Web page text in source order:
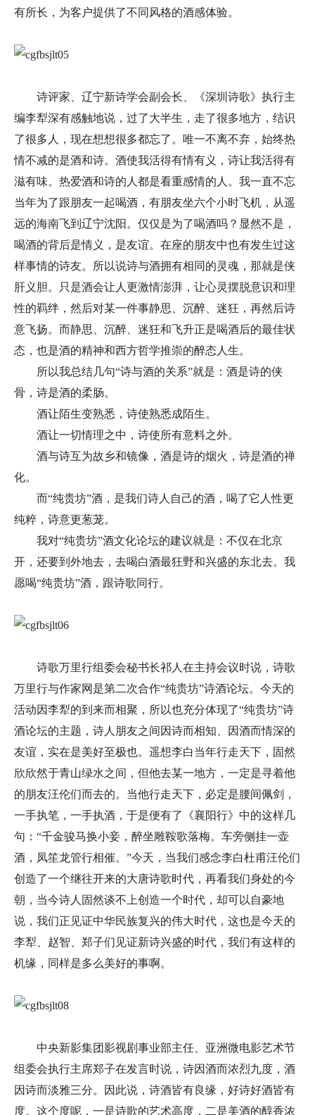
有所长，为客户提供了不同风格的酒感体验。
诗评家、辽宁新诗学会副会长、《深圳诗歌》执行主
编李犁深有感触地说，过了大半生，走了很多地方，结识
了很多人，现在想想很多都忘了。唯一不离不弃，始终热
情不减的是酒和诗。酒使我活得有情有义，诗让我活得有
滋有味。热爱酒和诗的人都是看重感情的人。我一直不忘
当年为了跟朋友一起喝酒，有朋友坐六个小时飞机，从遥
远的海南飞到辽宁沈阳。仅仅是为了喝酒吗？显然不是，
喝酒的背后是情义，是友谊。在座的朋友中也有发生过这
样事情的诗友。所以说诗与酒拥有相同的灵魂，那就是侠
肝义胆。只是酒会让人更激情澎湃，让心灵摆脱意识和理
性的羁绊，然后对某一件事静思、沉醉、迷狂，再然后诗
意飞扬。而静思、沉醉、迷狂和飞升正是喝酒后的最佳状
态，也是酒的精神和西方哲学推崇的醉态人生。
所以我总结几句“诗与酒的关系”就是：酒是诗的侠
骨，诗是酒的柔肠。
酒让陌生变熟悉，诗使熟悉成陌生。
酒让一切情理之中，诗使所有意料之外。
酒与诗互为故乡和镜像，酒是诗的烟火，诗是酒的禅
化。
而“纯贵坊”酒，是我们诗人自己的酒，喝了它人性更
纯粹，诗意更葱茏。
我对“纯贵坊”酒文化论坛的建议就是：不仅在北京
开，还要到外地去，去喝白酒最狂野和兴盛的东北去。我
愿喝“纯贵坊”酒，跟诗歌同行。
诗歌万里行组委会秘书长祁人在主持会议时说，诗歌
万里行与作家网是第二次合作“纯贵坊”诗酒论坛。今天的
活动因李犁的到来而相聚，所以也充分体现了“纯贵坊”诗
酒论坛的主题，诗人朋友之间因诗而相知、因酒而情深的
友谊，实在是美好至极也。遥想李白当年行走天下，固然
欣欣然于青山绿水之间，但他去某一地方，一定是寻着他
的朋友汪伦们而去的。当他行走天下，必定是腰间佩剑，
一手执笔，一手执酒，于是便有了《襄阳行》中的这样几
句：“千金骏马换小妾，醉坐雕鞍歌落梅。车旁侧挂一壶
酒，凤笙龙管行相催。”今天，当我们感念李白杜甫汪伦们
创造了一个继往开来的大唐诗歌时代，再看我们身处的今
朝，当今诗人固然谈不上创造一个时代，却可以自豪地
说，我们正见证中华民族复兴的伟大时代，这也是今天的
李犁、赵智、郑子们见证新诗兴盛的时代，我们有这样的
机缘，同样是多么美好的事啊。
中央新影集团影视剧事业部主任、亚洲微电影艺术节
组委会执行主席郑子在发言时说，诗因酒而浓烈九度，酒
因诗而淡雅三分。因此说，诗酒皆有良缘，好诗好酒皆有
度。这个度呢，一是诗歌的艺术高度，二是美酒的醇香浓